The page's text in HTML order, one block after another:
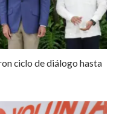
ciclo de diálogo hasta